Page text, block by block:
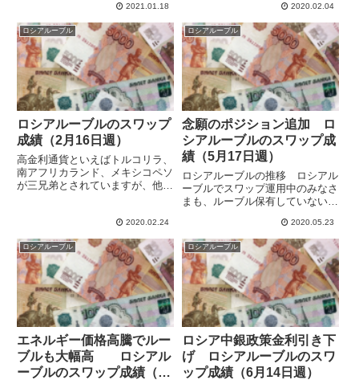
ロ安・ルーブル高が進んでいま
す。12月の安値88.32に近づいて
きました。ユーロが下落したのも
効いている感じで...
2021.01.18
りの損失が出ています。過去の数
値の上ではどうにかいけそうな気
がしたのですが、やってみたら
ダ...
2020.02.04
ロシアルーブル
ロシアルーブルのスワップ
成績（2月16日週）
高金利通貨といえばトルコリラ、
南アフリカランド、メキシコペソ
が三兄弟とされていますが、他の
はそれなりに稼げますが、高金利
通貨の例に漏れず値動きが激しい
感じがします。よく動くので一
見...
2020.02.24
ロシアルーブル
念願のポジション追加 ロ
シアルーブルのスワップ成
績（5月17日週）
ロシアルーブルの推移 ロシアル
ーブルでスワップ運用中のみなさ
まも、ルーブル保有していない方
み値上がりしましたが、ポジショ
ンの成績はいかがでしょうか？週
間でルーブル高が進み、保有中の
ポジションでは評価益が膨らん
で...
2020.05.23
ロシアルーブル
エネルギー価格高騰でルー
ブルも大幅高 ロシアル
ーブルのスワップ成績（10
ロシアルーブル
ロシア中銀政策金利引き下
げ ロシアルーブルのスワ
ップ成績（6月14日週）